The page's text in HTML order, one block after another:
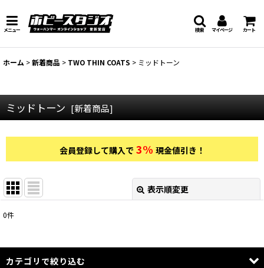
メニュー マイページ カート
検索
ホーム >新着商品 > TWO THIN COATS > ミッドトーン
ミッドトーン [新着商品]
会員登録して購入で 3% 現金値引き！
表示順変更
在庫あり
0件
カテゴリで絞り込む